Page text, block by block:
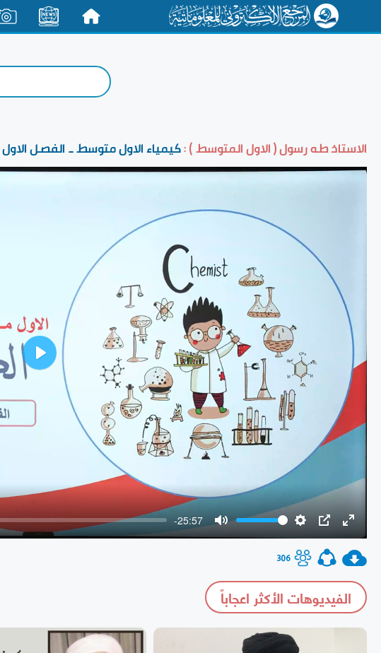
الاستاذ طه رسول ( الاول المتوسط ) :كيمياء الاول متوسط _ الفصل
-25:57
Mute
Settings
PIP Enter
Play
306
الفيديوهات الأكثر اعجاباً